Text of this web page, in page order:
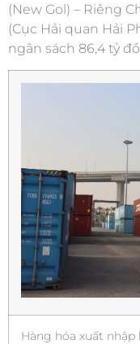
(New Gol) – Riêng
(Cục Hải quan Hải
ngân sách 86,4 tỷ
Hàng hóa xuất